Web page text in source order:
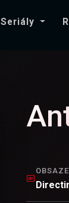
Seriály